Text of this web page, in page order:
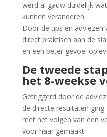
werd al gauw duidelijk
kunnen veranderen.
Door de tips en adviezen
direct praktisch aan de
en een beter gevoel
De tweede
het 8-weekse
Getriggerd door de
de directe resultaten
met het volgen van een
voor haar gemaakt.